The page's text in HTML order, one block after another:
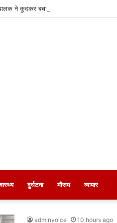
ने कूदकर बचाई जान
दुर्घटना मौसम व्यापार
adminvoice 10 hours ago